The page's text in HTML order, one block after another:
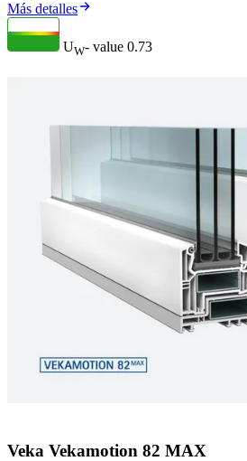
Más detalles
UW- value 0.73
Veka Vekamotion 82 MAX